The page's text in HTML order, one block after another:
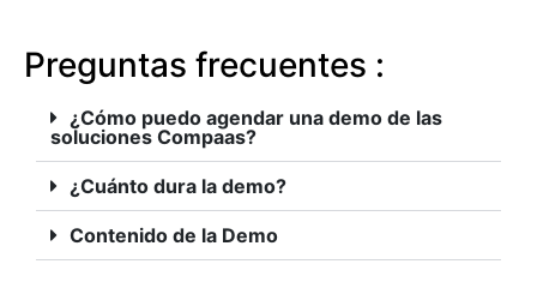
Preguntas frecuentes :
¿Cómo puedo agendar una demo de las
soluciones Compaas?
¿Cuánto dura la demo?
Contenido de la Demo